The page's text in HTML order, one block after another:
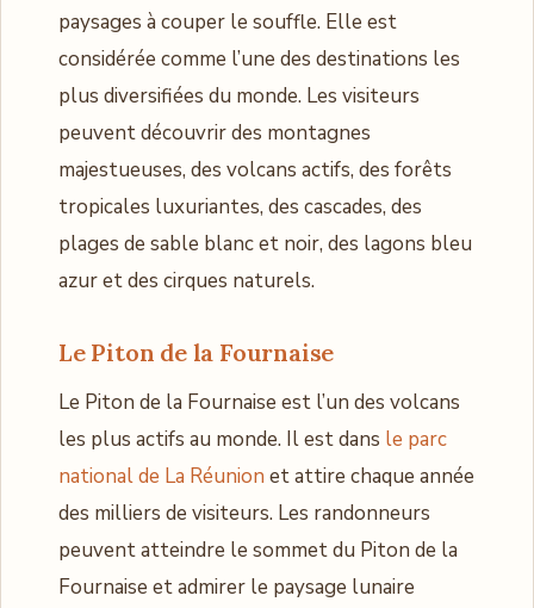
paysages à couper le souffle. Elle est
considérée comme l’une des destinations les
plus diversifiées du monde. Les visiteurs
peuvent découvrir des montagnes
majestueuses, des volcans actifs, des forêts
tropicales luxuriantes, des cascades, des
plages de sable blanc et noir, des lagons bleu
azur et des cirques naturels.
Le Piton de la Fournaise
Le Piton de la Fournaise est l’un des volcans
les plus actifs au monde. Il est dans le parc
national de La Réunion et attire chaque année
des milliers de visiteurs. Les randonneurs
peuvent atteindre le sommet du Piton de la
Fournaise et admirer le paysage lunaire